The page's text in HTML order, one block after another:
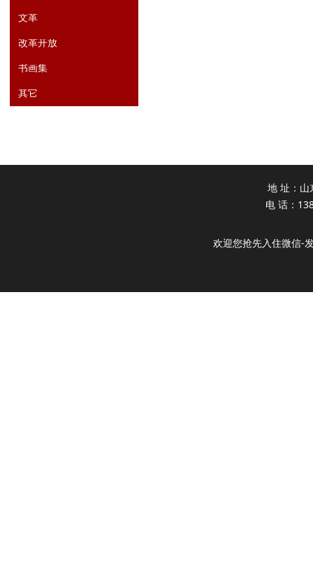
文革
改革开放
书画集
其它
地 址：
电 话：
欢迎您抢先入住微信-